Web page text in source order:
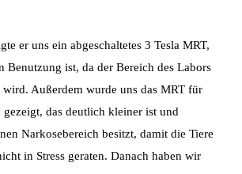
er uns ein abgeschaltetes 3 Tesla MRT,
Benutzung ist, da der Bereich des Labors
Außerdem wurde uns das MRT für
gezeigt, das deutlich kleiner ist und
Narkosebereich besitzt, damit die Tiere
in Stress geraten. Danach haben wir